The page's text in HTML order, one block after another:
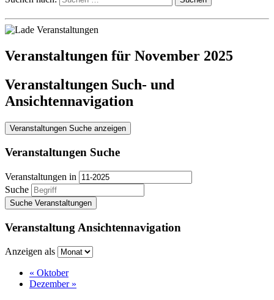
Veranstaltungen für November 2025
Veranstaltungen Such- und
Ansichtennavigation
Veranstaltungen Suche anzeigen
Veranstaltungen Suche
Veranstaltungen in
Suche
Veranstaltung Ansichtennavigation
Anzeigen als
« Oktober
Dezember »